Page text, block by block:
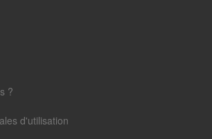
?
d'utilisation